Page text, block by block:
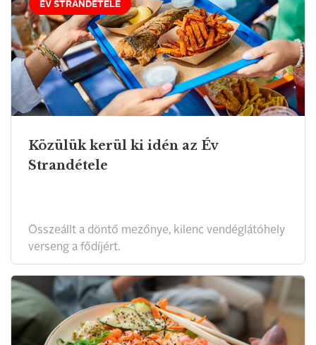
ÉV STRANDÉTELE
Közülük kerül ki idén az Év
Strandétele
Összeállt a döntő mezőnye, kilenc vendéglátóhely
verseng a fődíjért.